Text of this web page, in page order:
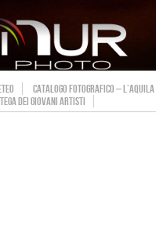
CATALOGO FOTOGRAFICO –
DEI GIOVANI ARTISTI